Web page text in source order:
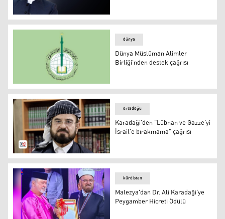
Ali Karadaği: Ahmed Şaraa liderliği hak ettiğini kanıtladı
Dünya Müslüman Alimler Birliği'nden destek çağrısı
dünya
Dünya Müslüman Alimler
Birliği'nden destek çağrısı
Dünya Müslüman Alimler Birliği Başkanı Ali Muhyiddin
ortadoğu
Karadaği'den "Lübnan ve Gazze’yi
İsrail’e bırakmama" çağrısı
kürdistan
Malezya'dan Dr. Ali Karadaği'ye
Peygamber Hicreti Ödülü